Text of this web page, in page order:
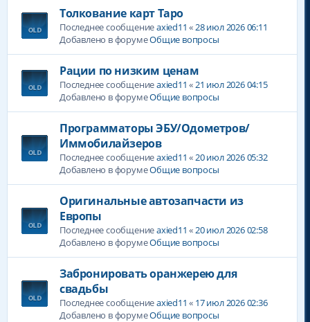
Толкование карт Таро
Последнее сообщениеaxied11 « 28 июл 2026 06:11
Добавлено в форумеОбщие вопросы
Рации по низким ценам
Последнее сообщениеaxied11 « 21 июл 2026 04:15
Добавлено в форумеОбщие вопросы
Программаторы ЭБУ/Одометров/
Иммобилайзеров
Последнее сообщениеaxied11 « 20 июл 2026 05:32
Добавлено в форумеОбщие вопросы
Оригинальные автозапчасти из
Европы
Последнее сообщениеaxied11 « 20 июл 2026 02:58
Добавлено в форумеОбщие вопросы
Забронировать оранжерею для
свадьбы
Последнее сообщениеaxied11 « 17 июл 2026 02:36
Добавлено в форумеОбщие вопросы